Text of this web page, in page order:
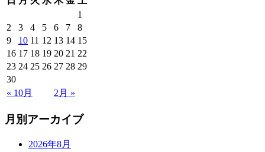
« 10月 2月 »
1
2
3 4 5 6 7
8
9
10 11 12 13 14 15
16 17 18 19 20 21 22
23 24 25 26 27 28 29
30
月別アーカイブ
2026年8月